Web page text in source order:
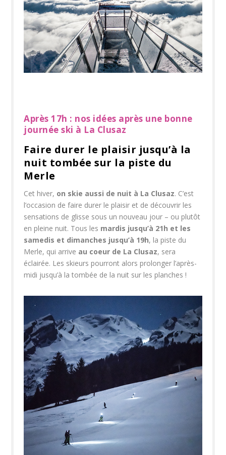
Après 17h : nos idées après une bonne
journée ski à La Clusaz
Faire durer le plaisir jusqu’à la
nuit tombée sur la piste du
Merle
Cet hiver, on skie aussi de nuit à La Clusaz. C’est
l’occasion de faire durer le plaisir et de découvrir les
sensations de glisse sous un nouveau jour – ou plutôt
en pleine nuit. Tous les mardis jusqu’à 21h et les
samedis et dimanches jusqu’à 19h, la piste du
Merle, qui arrive au coeur de La Clusaz, sera
éclairée. Les skieurs pourront alors prolonger l’après-
midi jusqu’à la tombée de la nuit sur les planches !